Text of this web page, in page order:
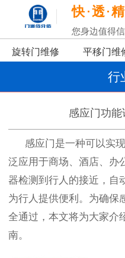
快 透 精
您身边值得
旋转门维修 平移门维
行
感应门功
感应门是一种可以实
泛应用于商场、酒店、办
器检测到行人的接近，自
为行人提供便利。 为确保
全通过 ，本文将为大家介
南。